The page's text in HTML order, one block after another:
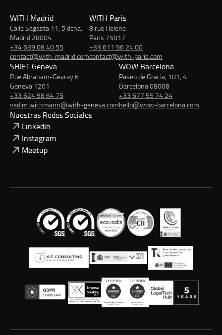
WITH Madrid
Calle Sagasta 11, 5 dcha.
Madrid 28004
+34 639 08 40 55
contact@with-madrid.com
WITH Paris
8 rue Helene
Paris 75017
+33 611 96 24 00
contact@with-paris.com
SHIFT Geneva
Rue Abraham-Gevray 6
Geneva 1201
+33 624 98 64 75
vadim.wichmann@with-geneva.com
WOW Barcelona
Paseo de Gracia, 101, 4
Barcelona 08008
+33 677 55 74 24
hello@wow-barcelona.com
Nuestras Redes Sociales
LinkedIn
Instagram
Meetup